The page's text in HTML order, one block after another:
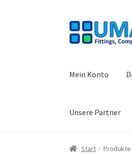
Zur
Navigation
Zum
Inhalt
Mein Konto
Unsere Partner
Start AGB
Start